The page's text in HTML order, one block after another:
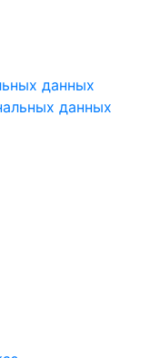
данных
данных